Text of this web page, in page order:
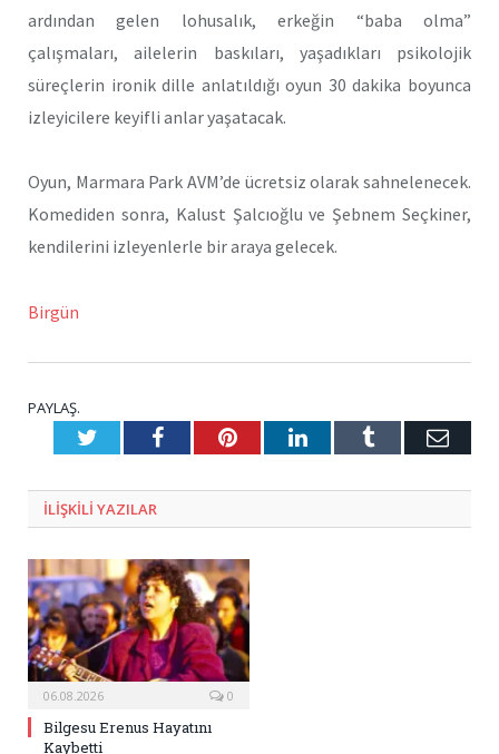
ardından gelen lohusalık, erkeğin “baba olma”
çalışmaları, ailelerin baskıları, yaşadıkları psikolojik
süreçlerin ironik dille anlatıldığı oyun 30 dakika boyunca
izleyicilere keyifli anlar yaşatacak.
Oyun, Marmara Park AVM’de ücretsiz olarak sahnelenecek.
Komediden sonra, Kalust Şalcıoğlu ve Şebnem Seçkiner,
kendilerini izleyenlerle bir araya gelecek.
Birgün
PAYLAŞ.
TwitterFacebookPinterestLinkedInTumblr E-
ILIŞKILI YAZILAR
06.08.2026 0
Bilgesu Erenus Hayatını
Kaybetti